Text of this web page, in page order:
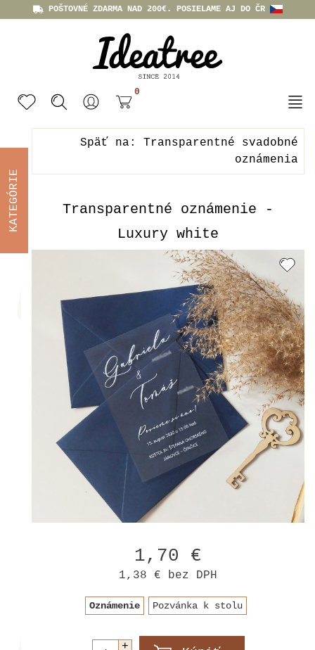
POŠTOVNÉ ZDARMA NAD 200€. POSIELAME AJ DO ČR
0
Späť na: Transparentné svadobné
oznámenia
Transparentné oznámenie -
Luxury white
1,70 €
1,38 € bez DPH
Oznámenie Pozvánka k stolu
KATEGÓRIE